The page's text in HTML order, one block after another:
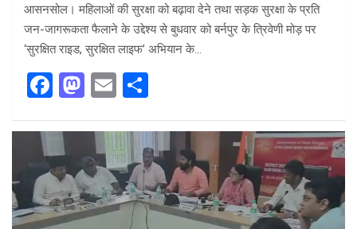
आसनसोल। महिलाओं की सुरक्षा को बढ़ावा देने तथा सड़क सुरक्षा के प्रति
जन-जागरूकता फैलाने के उद्देश्य से बुधवार को बर्नपुर के त्रिवेणी मोड़ पर
‘सुरक्षित राइड, सुरक्षित लाइफ’ अभियान के…
F
ce
b
o
o
M
st
o
d
o
E
ail ar
e